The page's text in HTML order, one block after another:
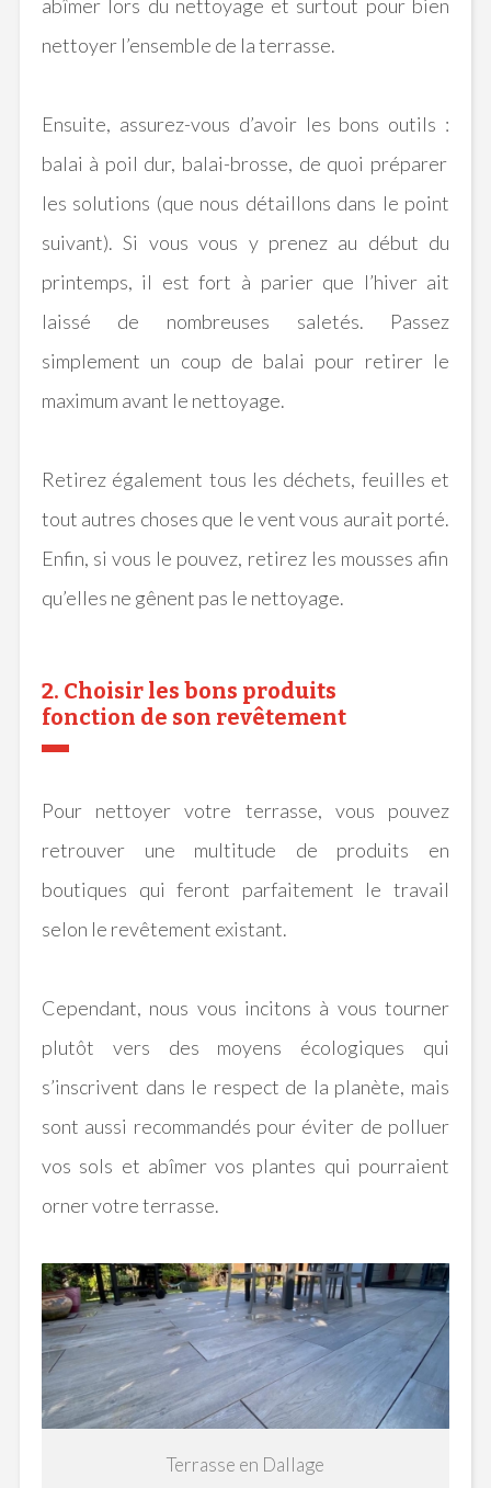
abîmer lors du nettoyage et surtout pour bien
nettoyer l’ensemble de la terrasse.
Ensuite, assurez-vous d’avoir les bons outils :
balai à poil dur, balai-brosse, de quoi préparer
les solutions (que nous détaillons dans le point
suivant).Si vous vous y prenez au début du
printemps, il est fort à parier que l’hiver ait
laissé de nombreuses saletés. Passez
simplement un coup de balai pour retirer le
maximum avant le nettoyage.
Retirez également tous les déchets, feuilles et
tout autres choses que le vent vous aurait porté.
Enfin, si vous le pouvez, retirez les mousses afin
qu’elles ne gênent pas le nettoyage.
2. Choisir les bons produits
fonction de son revêtement
Pour nettoyer votre terrasse, vous pouvez
retrouver une multitude de produits en
boutiques qui feront parfaitement le travail
selon le revêtement existant.
Cependant, nous vous incitons à vous tourner
plutôt vers des moyens écologiques qui
s’inscrivent dans le respect de la planète, mais
sont aussi recommandés pour éviter de polluer
vos sols et abîmer vos plantes qui pourraient
orner votre terrasse.
Terrasse en Dallage